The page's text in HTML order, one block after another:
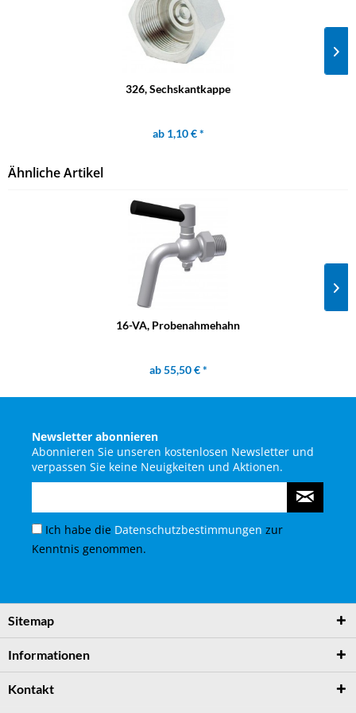
326, Sechskantkappe
ab 1,10 € *
Ähnliche Artikel
16-VA, Probenahmehahn
ab 55,50 € *
Newsletter abonnieren
Abonnieren Sie unseren kostenlosen Newsletter und
verpassen Sie keine Neuigkeiten und Aktionen.
Ich habe die Datenschutzbestimmungen zur
Kenntnis genommen.
Sitemap
Informationen
Kontakt